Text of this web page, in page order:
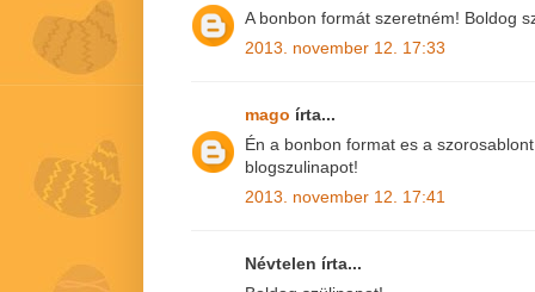
A bonbon formát szeretném! Boldog
2013. november 12. 17:33
mago írta...
Én a bonbon format es a
blogszulinapot!
2013. november 12. 17:41
Névtelen írta...